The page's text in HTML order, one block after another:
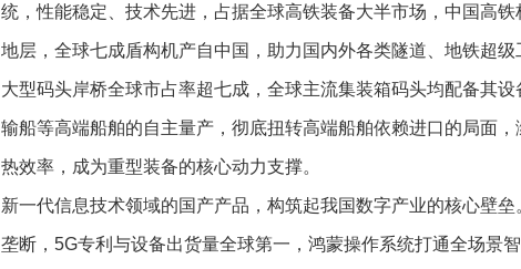
统，性能稳定、技术先进，占据全球高铁装备大半市场，中国高
地层，全球七成盾构机产自中国，助力国内外各类隧道、地铁超
大型码头岸桥全球市占率超七成，全球主流集装箱码头均配备其
输船等高端船舶的自主量产，彻底扭转高端船舶依赖进口的局面
热效率，成为重型装备的核心动力支撑。
新一代信息技术领域的国产产品，构筑起我国数字产业的核心壁
垄断，5G专利与设备出货量全球第一，鸿蒙操作系统打通全场景